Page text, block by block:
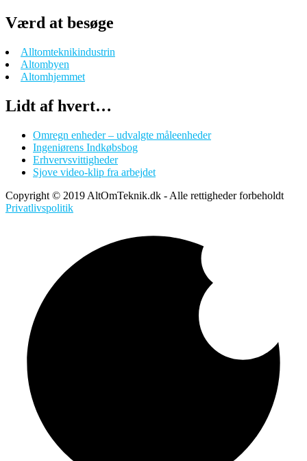
Værd at besøge
Alltomteknikindustrin
Altombyen
Altomhjemmet
Lidt af hvert…
Omregn enheder – udvalgte måleenheder
Ingeniørens Indkøbsbog
Erhvervsvittigheder
Sjove video-klip fra arbejdet
Copyright © 2019 AltOmTeknik.dk - Alle rettigheder forbeholdt
Privatlivspolitik